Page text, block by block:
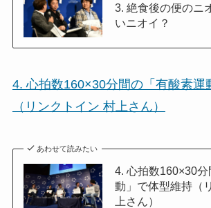
3. 絶食後の便のニ
いニオイ？
4. 心拍数160×30分間の「有酸素運
（リンクトイン 村上さん）
あわせて読みたい
4. 心拍数160×30
動」で体型維持（
上さん）